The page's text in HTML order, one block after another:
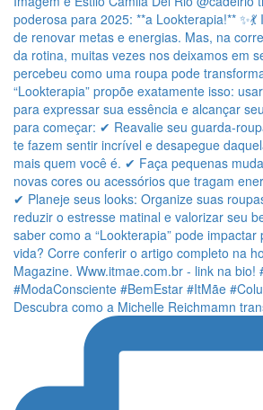
Descubra como a Michelle Reichmamn